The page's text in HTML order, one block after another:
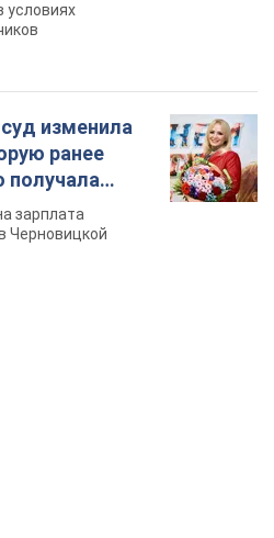
условиях
изменила
ранее
получала
зарплата
Черновицкой